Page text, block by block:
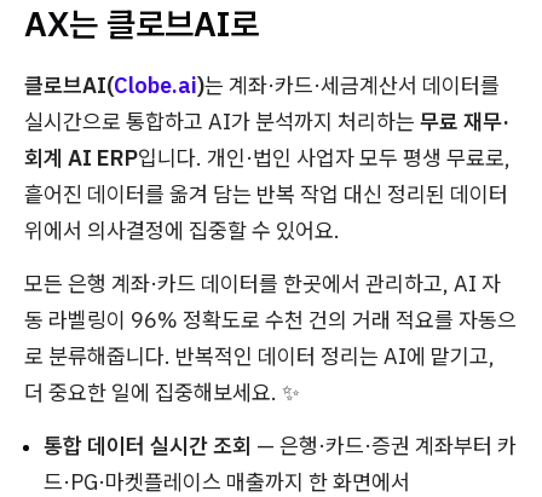
AX는 클로브AI로
클로브AI(Clobe.ai)는 계좌·카드·세금계산서 데이터를
실시간으로 통합하고 AI가 분석까지 처리하는 무료 재무·
회계 AI ERP입니다. 개인·법인 사업자 모두 평생 무료로,
흩어진 데이터를 옮겨 담는 반복 작업 대신 정리된 데이터
위에서 의사결정에 집중할 수 있어요.
모든 은행 계좌·카드 데이터를 한곳에서 관리하고, AI 자
동 라벨링이 96% 정확도로 수천 건의 거래 적요를 자동으
로 분류해줍니다. 반복적인 데이터 정리는 AI에 맡기고,
더 중요한 일에 집중해보세요. ✨
통합 데이터 실시간 조회 — 은행·카드·증권 계좌부터 카
드·PG·마켓플레이스 매출까지 한 화면에서